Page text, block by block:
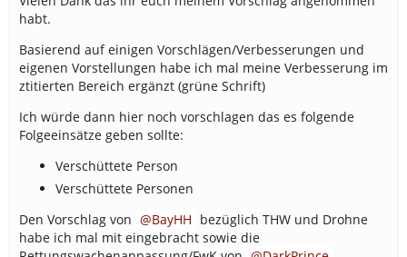
2 THW Zugtrupp
4 THW Räumen
3 THW FGr N
2 THW Führung
1 Drohnenausbau
Anforderungen:
20 LF
4 RW
3 ELW 1
habt.
Basierend auf einigen Vorschlägen/Verbesserungen und
eigenen Vorstellungen habe ich mal meine Verbesserung im
ztitierten Bereich ergänzt (grüne Schrift)
Ich würde dann hier noch vorschlagen das es folgende
Folgeeinsätze geben sollte:
Verschüttete Person
Verschüttete Personen
Den Vorschlag von
BayHH bezüglich THW und Drohne
habe ich mal mit eingebracht sowie die